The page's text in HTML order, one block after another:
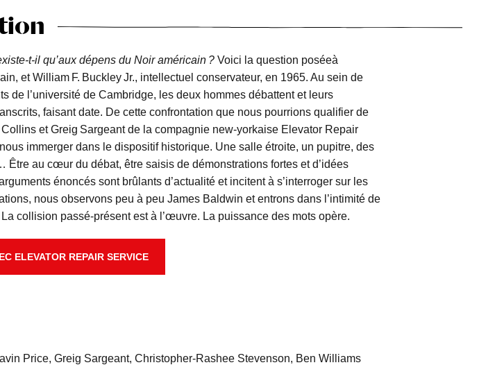
t-il qu’aux dépens du Noir américain ? Voici la question poséeà
et William F. Buckley Jr., intellectuel conservateur, en 1965. Au sein de
de l’université de Cambridge, les deux hommes débattent et leurs
faisant date. De cette confrontation que nous pourrions qualifier de
et Greig Sargeant de la compagnie new-yorkaise Elevator Repair
immerger dans le dispositif historique. Une salle étroite, un pupitre, des
Être au cœur du débat, être saisis de démonstrations fortes et d’idées
énoncés sont brûlants d’actualité et incitent à s’interroger sur les
nous observons peu à peu James Baldwin et entrons dans l’intimité de
collision passé-présent est à l’œuvre. La puissance des mots opère.
ELEVATOR REPAIR SERVICE
Price, Greig Sargeant, Christopher-Rashee Stevenson, Ben Williams